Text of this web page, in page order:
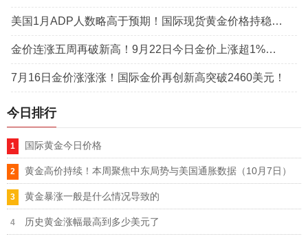
美国1月ADP人数略高于预期！国际现货黄金价格持稳于2860美元/盎司上方
金价连涨五周再破新高！9月22日今日金价上涨超1%！国际金价站上3720美元上方
7月16日金价涨涨涨！国际金价再创新高突破2460美元！
今日排行
国际黄金今日价格
黄金高价持续！本周聚焦中东局势与美国通胀数据（10月7日）
黄金暴涨一般是什么情况导致的
历史黄金涨幅最高到多少美元了